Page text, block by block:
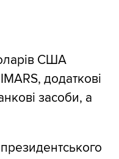
США
додаткові
засоби, а